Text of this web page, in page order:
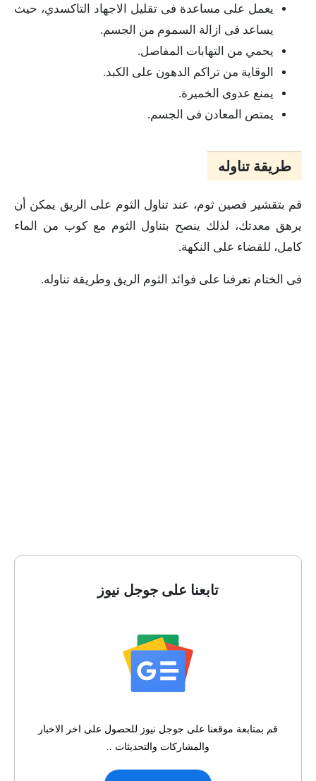
يعمل على مساعدة فى تقليل الاجهاد التاكسدي، حيث
يساعد فى ازالة السموم من الجسم.
يحمي من التهابات المفاصل.
الوقاية من تراكم الدهون على الكبد.
يمنع عدوى الخميرة.
يمتص المعادن فى الجسم.
طريقة تناوله
قم بتقشير فصين ثوم، عند تناول الثوم على الريق يمكن أن
يرهق معدتك، لذلك ينصح بتناول الثوم مع كوب من الماء
كامل، للقضاء على النكهة.
فى الختام تعرفنا على فوائد الثوم الريق وطريقة تناوله.
تابعنا على جوجل نيوز
قم بمتابعة موقعنا على جوجل نيوز للحصول على اخر الاخبار
والمشاركات والتحديثات ..